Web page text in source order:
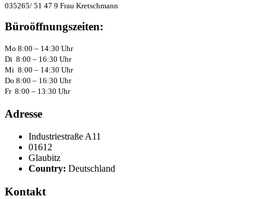
035265/ 51 47 9 Frau Kretschmann
Büroöffnungszeiten:
Mo 8:00 – 14:30 Uhr
Di 8:00 – 16:30 Uhr
Mi 8:00 – 14:30 Uhr
Do 8:00 – 16:30 Uhr
Fr 8:00 – 13:30 Uhr
Adresse
Industriestraße A11
01612
Glaubitz
Country: Deutschland
Kontakt